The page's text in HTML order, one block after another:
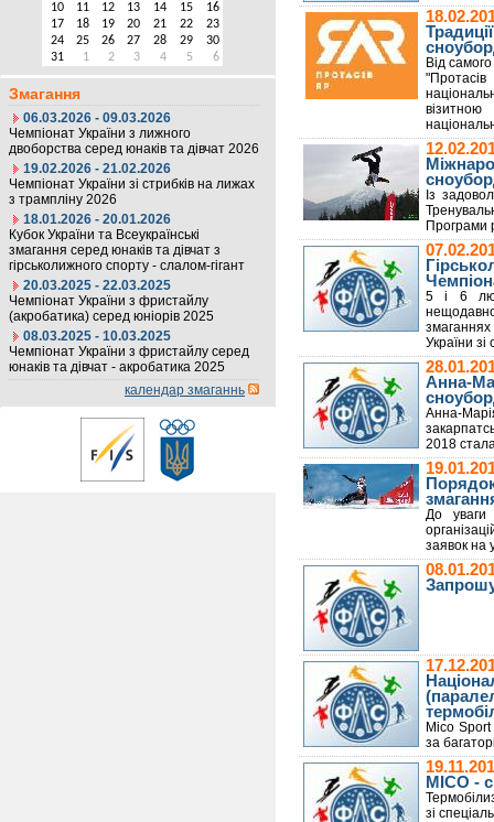
10
11 12 13 14 15
16
17
18 19 20 21 22
23
24
25 26 27 28 29
30
31
1 2 3 4 5 6
Змагання
06.03.2026 - 09.03.2026
Чемпіонат України з лижного
двоборства серед юнаків та дівчат 2026
19.02.2026 - 21.02.2026
Чемпіонат України зі стрибків на лижах
з трампліну 2026
18.01.2026 - 20.01.2026
Кубок України та Всеукраїнські
змагання серед юнаків та дівчат з
гірськолижного спорту - слалом-гігант
20.03.2025 - 22.03.2025
Чемпіонат України з фристайлу
(акробатика) серед юніорів 2025
08.03.2025 - 10.03.2025
Чемпіонат України з фристайлу серед
юнаків та дівчат - акробатика 2025
календар змаганнь
Від
Із
Програми
5 і 6
України
Анна-
Анна-
2018
До уваги
заявок на
Mico Sport
за
MICO -
зі